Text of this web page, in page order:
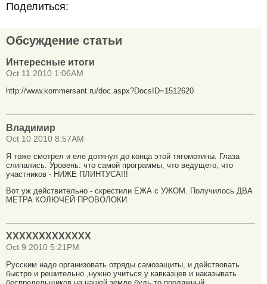
Поделиться:
Обсуждение статьи
Интересные итоги
Oct 11 2010 1:06AM
http://www.kommersant.ru/doc.aspx?DocsID=1512620
Владимир
Oct 10 2010 8:57AM
Я тоже смотрел и еле дотянул до конца этой тягомотины. Глаза
слипались. Уровень: что самой программы, что ведущего, что
участников - НИЖЕ ПЛИНТУСА!!!
Вот уж действительно - скрестили ЕЖА с УЖОМ. Получилось ДВА
МЕТРА КОЛЮЧЕЙ ПРОВОЛОКИ.
XXXXXXXXXXXXX
Oct 9 2010 5:21PM
Русским надо организовать отряды самозащиты, и действовать
быстро и решительно ,нужно учиться у кавказцев и наказывать